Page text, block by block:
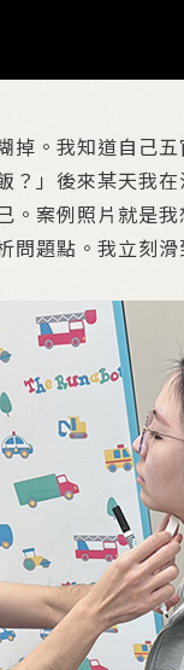
。我知道自己五
？」後來某天我在
。案例照片就是
問題點。我立刻